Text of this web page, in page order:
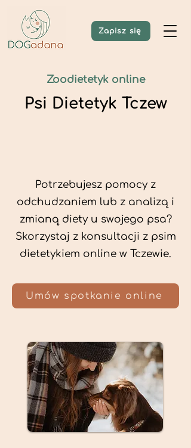
Zapisz się
Zoodietetyk online
Psi Dietetyk Tczew
Potrzebujesz pomocy z
odchudzaniem lub z analizą i
zmianą diety u swojego psa?
Skorzystaj z konsultacji z psim
dietetykiem online w Tczewie.
Umów spotkanie online